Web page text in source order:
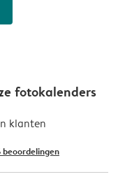
fotokalenders
klanten
beoordelingen